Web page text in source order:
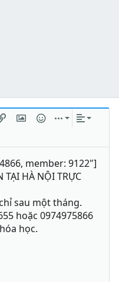
member: 9122"]
TẠI HÀ NỘI TRỰC
sau một tháng.
hoặc 0974975866
học.